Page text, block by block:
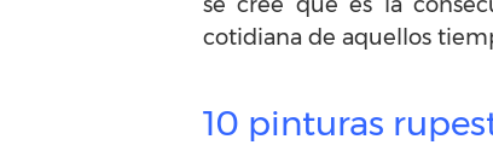
cotidiana de aquellos
10 pinturas